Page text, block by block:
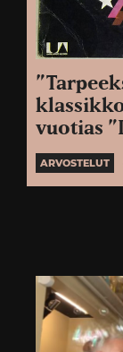
vuotias
ARVOSTELUT